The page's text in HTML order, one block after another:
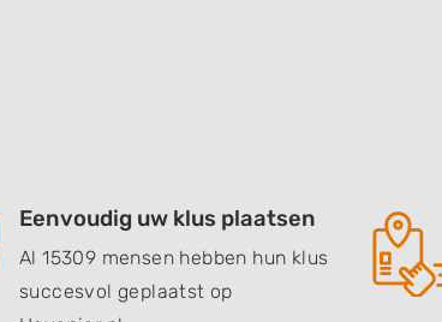
Eenvoudig uw klus plaatsen
Al 15309 mensen hebben hun klus
succesvol geplaatst op